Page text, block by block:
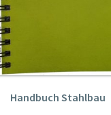
Handbuch Stahlbau